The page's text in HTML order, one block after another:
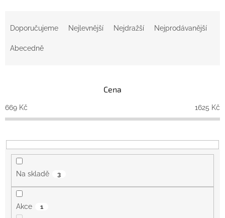
o
d
k
t
Doporučujeme Nejlevnější Nejdražší Nejprodávanější
Abecedně
Cena
669 Kč 1625 Kč
Na skladě 3
Akce 1